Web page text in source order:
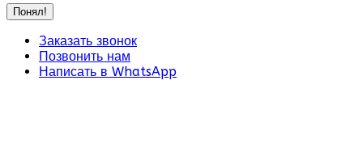
Понял!
Заказать звонок
Позвонить нам
Написать в WhatsApp